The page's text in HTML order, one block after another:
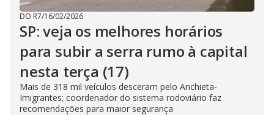
DO R7/16/02/2026
SP: veja os melhores horários
para subir a serra rumo à capital
nesta terça (17)
Mais de 318 mil veículos desceram pelo Anchieta-
Imigrantes; coordenador do sistema rodoviário faz
recomendações para maior segurança